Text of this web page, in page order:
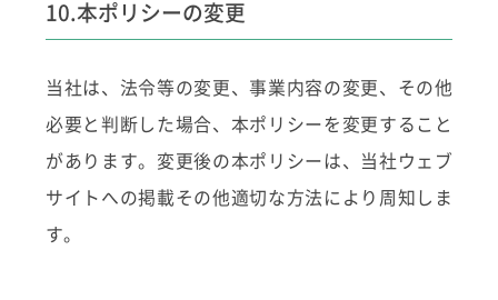
10.本ポリシーの変更
当社は、法令等の変更、事業内容の変更、その他
必要と判断した場合、本ポリシーを変更すること
があります。変更後の本ポリシーは、当社ウェブ
サイトへの掲載その他適切な方法により周知しま
す。